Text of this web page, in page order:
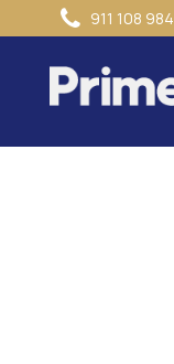
911 108 984